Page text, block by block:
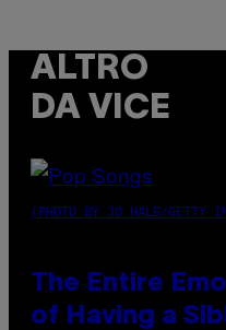
ALTRO
DA VICE
(PHOTO BY JO HALE/GETTY
The Entire
of Having a